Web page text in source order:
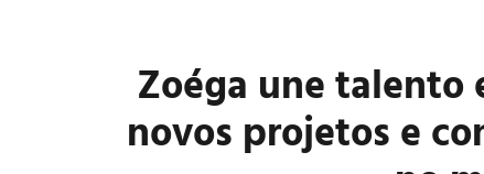
Zoéga une talento
novos projetos e